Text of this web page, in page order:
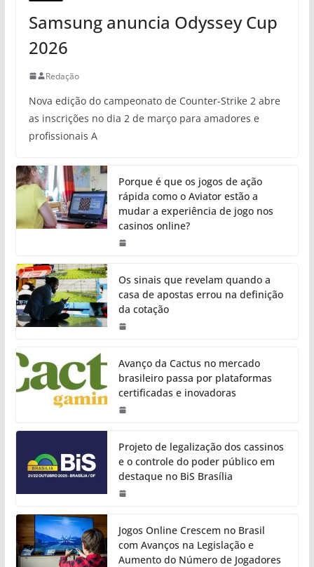
Samsung anuncia Odyssey Cup
2026
Redação
Nova edição do campeonato de Counter-Strike 2 abre
as inscrições no dia 2 de março para amadores e
profissionais A
Porque é que os jogos de ação
rápida como o Aviator estão a
mudar a experiência de jogo nos
casinos online?
Os sinais que revelam quando a
casa de apostas errou na definição
da cotação
Avanço da Cactus no mercado
brasileiro passa por plataformas
certificadas e inovadoras
Projeto de legalização dos cassinos
e o controle do poder público em
destaque no BiS Brasília
Jogos Online Crescem no Brasil
com Avanços na Legislação e
Aumento do Número de Jogadores